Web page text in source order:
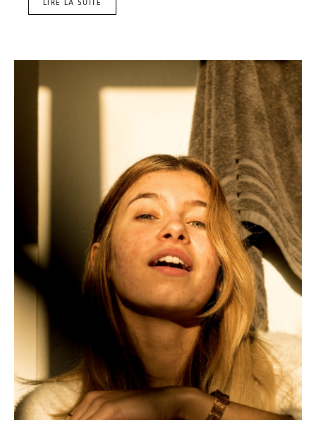
LIRE LA SUITE